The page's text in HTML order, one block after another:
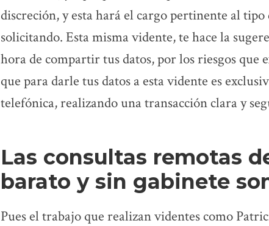
discreción, y esta hará el cargo pertinente al tipo
solicitando. Esta misma vidente, te hace la
hora de compartir tus datos, por los riesgos que
que para darle tus datos a esta vidente es
telefónica, realizando una transacción clara y
Las consultas remotas
barato y sin gabinete
Pues el trabajo que realizan videntes como